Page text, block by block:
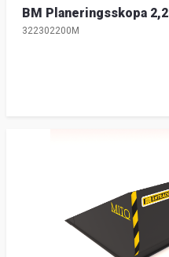
BM Planeringsskopa
322302200M